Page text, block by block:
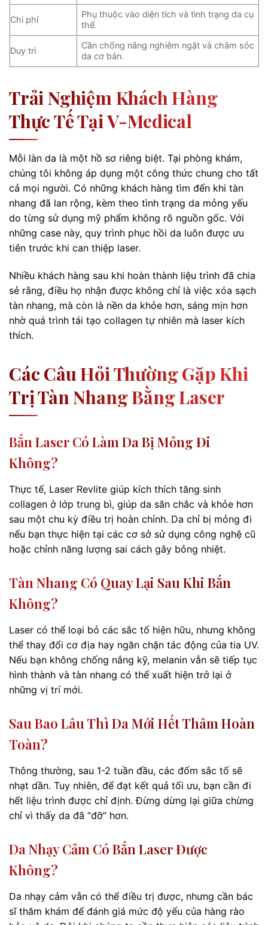
Chi phí
Phụ thuộc vào diện tích và tình trạng da cụ
thể.
Duy trì
Cần chống nắng nghiêm ngặt và chăm sóc
da cơ bản.
Trải Nghiệm Khách Hàng
Thực Tế Tại V-Medical
Mỗi làn da là một hồ sơ riêng biệt. Tại phòng khám,
chúng tôi không áp dụng một công thức chung cho tất
cả mọi người. Có những khách hàng tìm đến khi tàn
nhang đã lan rộng, kèm theo tình trạng da mỏng yếu
do từng sử dụng mỹ phẩm không rõ nguồn gốc. Với
những case này, quy trình phục hồi da luôn được ưu
tiên trước khi can thiệp laser.
Nhiều khách hàng sau khi hoàn thành liệu trình đã chia
sẻ rằng, điều họ nhận được không chỉ là việc xóa sạch
tàn nhang, mà còn là nền da khỏe hơn, sáng mịn hơn
nhờ quá trình tái tạo collagen tự nhiên mà laser kích
thích.
Các Câu Hỏi Thường Gặp Khi
Trị Tàn Nhang Bằng Laser
Bắn Laser Có Làm Da Bị Mỏng Đi
Không?
Thực tế, Laser Revlite giúp kích thích tăng sinh
collagen ở lớp trung bì, giúp da săn chắc và khỏe hơn
sau một chu kỳ điều trị hoàn chỉnh. Da chỉ bị mỏng đi
nếu bạn thực hiện tại các cơ sở sử dụng công nghệ cũ
hoặc chỉnh năng lượng sai cách gây bỏng nhiệt.
Tàn Nhang Có Quay Lại Sau Khi Bắn
Không?
Laser có thể loại bỏ các sắc tố hiện hữu, nhưng không
thể thay đổi cơ địa hay ngăn chặn tác động của tia UV.
Nếu bạn không chống nắng kỹ, melanin vẫn sẽ tiếp tục
hình thành và tàn nhang có thể xuất hiện trở lại ở
những vị trí mới.
Sau Bao Lâu Thì Da Mới Hết Thâm Hoàn
Toàn?
Thông thường, sau 1-2 tuần đầu, các đốm sắc tố sẽ
nhạt dần. Tuy nhiên, để đạt kết quả tối ưu, bạn cần đi
hết liệu trình được chỉ định. Đừng dừng lại giữa chừng
chỉ vì thấy da đã “đỡ” hơn.
Da Nhạy Cảm Có Bắn Laser Được
Không?
Da nhạy cảm vẫn có thể điều trị được, nhưng cần bác
sĩ thăm khám để đánh giá mức độ yếu của hàng rào